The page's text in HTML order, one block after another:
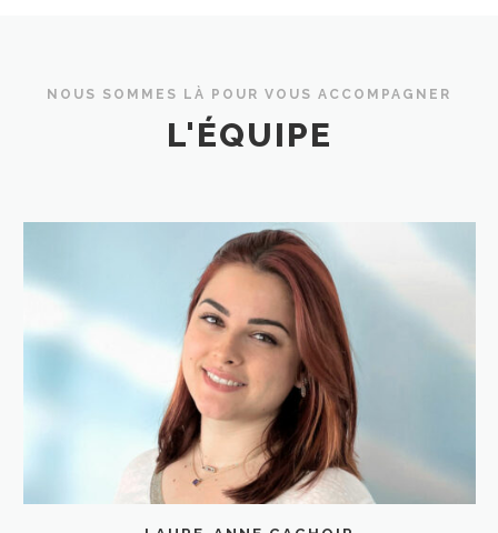
NOUS SOMMES LÀ POUR VOUS ACCOMPAGNER
L'ÉQUIPE